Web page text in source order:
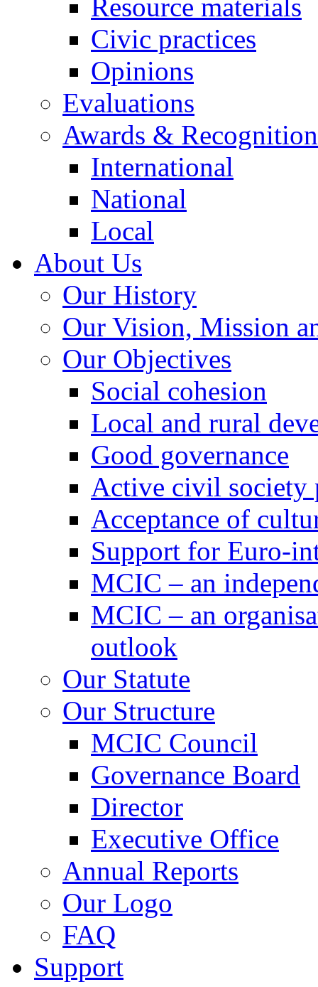
Resource materials
Civic practices
Opinions
Evaluations
Awards &
International
National
Local
About Us
Our History
Our Vision, Mission
Our Objectives
Social cohesion
Local and rural
Good governance
Active civil society
Acceptance of
Support for Euro-
MCIC – an
MCIC – an
outlook
Our Statute
Our Structure
MCIC Council
Governance Board
Director
Executive Office
Annual Reports
Our Logo
FAQ
Support